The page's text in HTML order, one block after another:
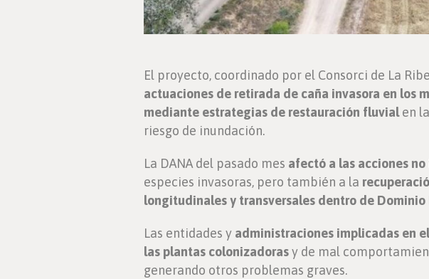
El proyecto, coordinado por el Consorci de La
actuaciones de retirada de caña invasora en los
mediante estrategias de restauración fluvialen
riesgo de inundación.
La DANA del pasado mes afectó a las acciones
especies invasoras, pero también a la
longitudinales y transversales dentro de
Las entidades y administraciones implicadas en
las plantas colonizadorasy de mal
generando otros problemas graves.